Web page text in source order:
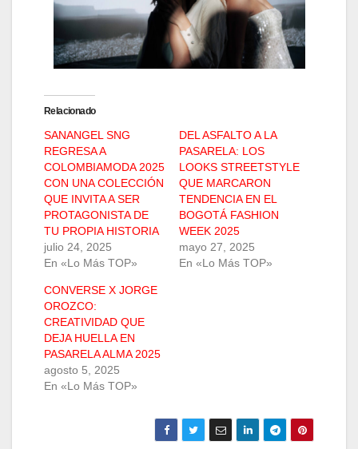
Relacionado
SANANGEL SNG
REGRESA A
COLOMBIAMODA 2025
CON UNA COLECCIÓN
QUE INVITA A SER
PROTAGONISTA DE
TU PROPIA HISTORIA
julio 24, 2025
En «Lo Más TOP»
DEL ASFALTO A LA
PASARELA: LOS
LOOKS STREETSTYLE
QUE MARCARON
TENDENCIA EN EL
BOGOTÁ FASHION
WEEK 2025
mayo 27, 2025
En «Lo Más TOP»
CONVERSE X JORGE
OROZCO:
CREATIVIDAD QUE
DEJA HUELLA EN
PASARELA ALMA 2025
agosto 5, 2025
En «Lo Más TOP»